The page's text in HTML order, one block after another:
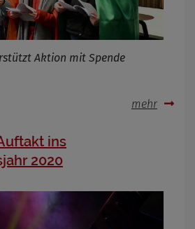
Aktion mit Spende
mehr
ins
2020